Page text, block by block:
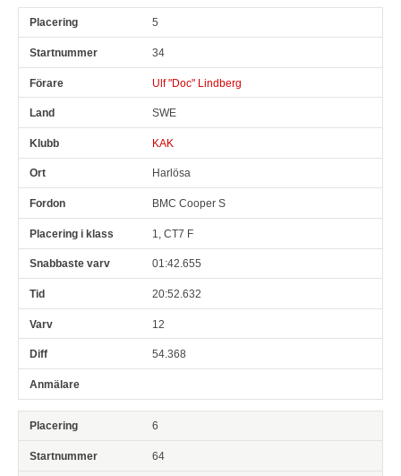
5
34
Ulf "Doc" Lindberg
SWE
KAK
Harlösa
BMC Cooper S
1, CT7 F
01:42.655
20:52.632
12
54.368
6
64